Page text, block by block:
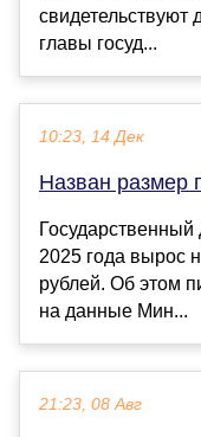
свидетельствуют
главы госуд...
10:23, 14 Дек
Назван размер
Государственный
2025 года вырос
рублей. Об этом
на данные Мин...
21:23, 08 Авг